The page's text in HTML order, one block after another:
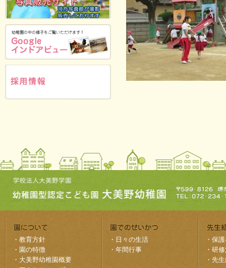
・ 教育方針
・ 園の特徴
・ 大美野幼稚園概要
・ 日々の生活
・ 年間行事
・ 保
・ 研
・ 先